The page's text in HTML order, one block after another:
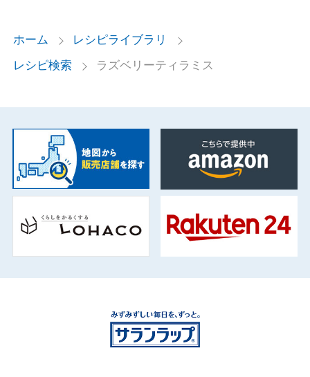
ホーム
レシピライブラリ
レシピ検索
ラズベリーティラミス